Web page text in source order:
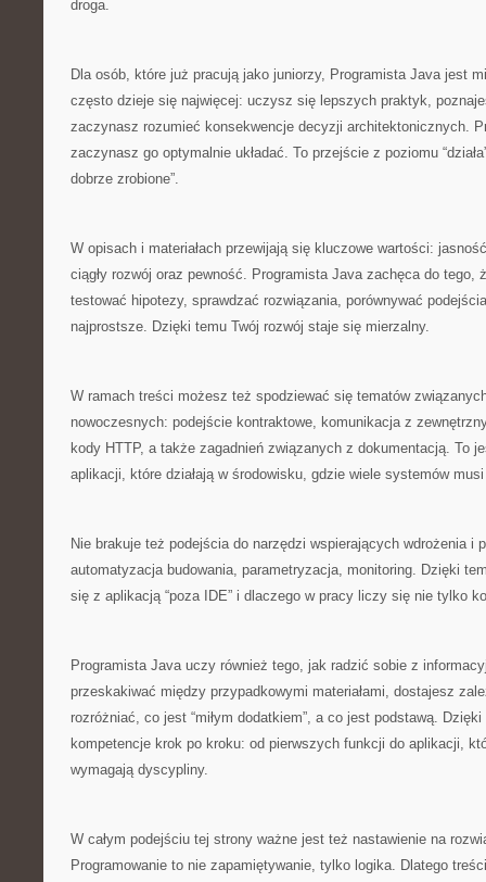
droga.
Dla osób, które już pracują jako juniorzy, Programista Java jest
często dzieje się najwięcej: uczysz się lepszych praktyk,
zaczynasz rozumieć konsekwencje decyzji architektonicznych.
zaczynasz go optymalnie układać. To przejście z poziomu
dobrze zrobione”.
W opisach i materiałach przewijają się kluczowe wartości:
ciągły rozwój oraz pewność. Programista Java zachęca do
testować hipotezy, sprawdzać rozwiązania, porównywać
najprostsze. Dzięki temu Twój rozwój staje się mierzalny.
W ramach treści możesz też spodziewać się tematów
nowoczesnych: podejście kontraktowe, komunikacja z
kody HTTP, a także zagadnień związanych z dokumentacją. To
aplikacji, które działają w środowisku, gdzie wiele systemów
Nie brakuje też podejścia do narzędzi wspierających wdrożenia i
automatyzacja budowania, parametryzacja, monitoring. Dzięki
się z aplikacją “poza IDE” i dlaczego w pracy liczy się nie tylko
Programista Java uczy również tego, jak radzić sobie z
przeskakiwać między przypadkowymi materiałami, dostajesz
rozróżniać, co jest “miłym dodatkiem”, a co jest podstawą. Dzięki
kompetencje krok po kroku: od pierwszych funkcji do aplikacji,
wymagają dyscypliny.
W całym podejściu tej strony ważne jest też nastawienie na
Programowanie to nie zapamiętywanie, tylko logika. Dlatego